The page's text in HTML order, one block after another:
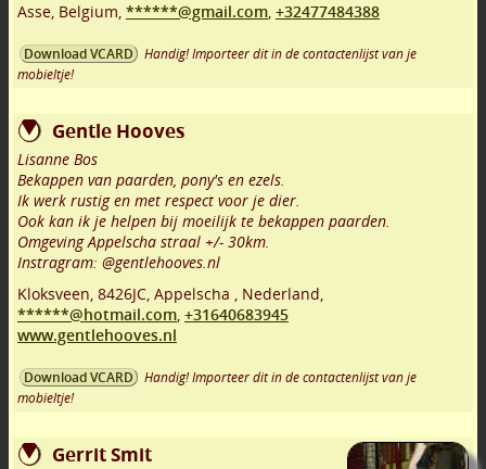
Asse, Belgium, ******@gmail.com, +32477484388
Download VCARD
Handig! Importeer dit in de contactenlijst van je
mobieltje!
Gentle Hooves
Lisanne Bos
Bekappen van paarden, pony's en ezels.
Ik werk rustig en met respect voor je dier.
Ook kan ik je helpen bij moeilijk te bekappen paarden.
Omgeving Appelscha straal +/- 30km.
Instragram: @gentlehooves.nl
Kloksveen, 8426JC, Appelscha , Nederland,
******@hotmail.com, +31640683945
www.gentlehooves.nl
Download VCARD
Handig! Importeer dit in de contactenlijst van je
mobieltje!
Gerrit Smit